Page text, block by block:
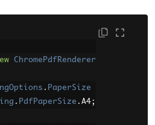
ChromePdfRenderer
. PaperSize
. PdfPaperSize . A4;